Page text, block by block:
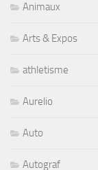
Animaux
Arts & Expos
athletisme
Aurelio
Auto
Autograf